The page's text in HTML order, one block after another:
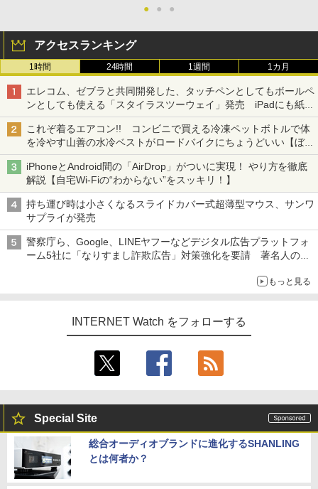
● ● ●
アクセスランキング
1時間 24時間 1週間 1カ月
エレコム、ゼブラと共同開発した、タッチペンとしてもボールペ
ンとしても使える「スタイラスツーウェイ」発売 iPadにも紙に
も、持ち替えずに書き込める
これぞ着るエアコン!! コンビニで買える冷凍ペットボトルで体
を冷やす山善の水冷ベストがロードバイクにちょうどいい【ぼっ
ち・ざ・ろーど！その14】【空いた時間でなにしてる？】
iPhoneとAndroid間の「AirDrop」がついに実現！ やり方を徹底
解説【自宅Wi-Fiの“わからない”をスッキリ！】
持ち運び時は小さくなるスライドカバー式超薄型マウス、サンワ
サプライが発売
警察庁ら、Google、LINEヤフーなどデジタル広告プラットフォ
ーム5社に「なりすまし詐欺広告」対策強化を要請 著名人の写
もっと見る
INTERNET Watch をフォローする
Special Site
総合オーディオブランドに進化するSHANLING
とは何者か？